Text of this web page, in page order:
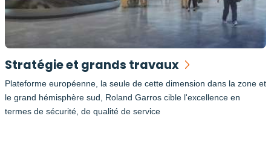
Stratégie et grands travaux
Plateforme européenne, la seule de cette dimension dans la zone et
le grand hémisphère sud, Roland Garros cible l'excellence en
termes de sécurité, de qualité de service